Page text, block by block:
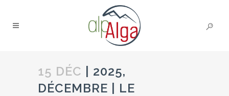
15 DÉC | 2025,
DÉCEMBRE | LE